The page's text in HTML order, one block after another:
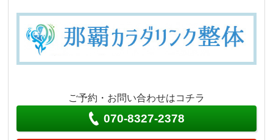
ご予約・お問い合わせはコチラ
070-8327-2378